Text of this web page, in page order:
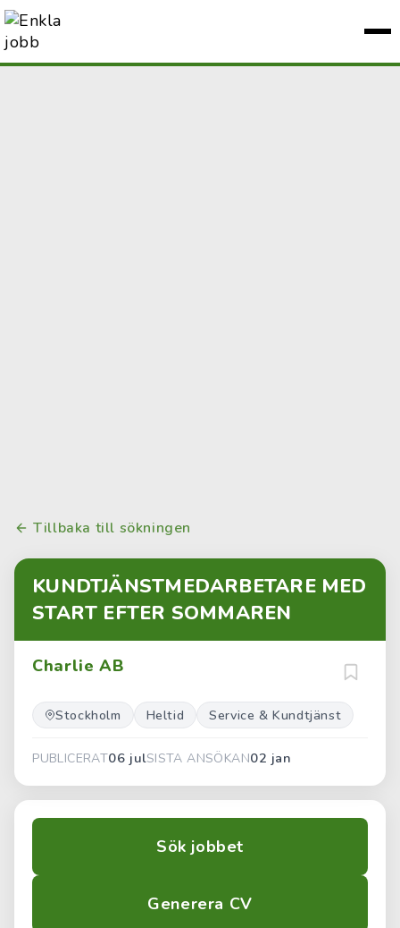
Tillbaka till sökningen
KUNDTJÄNSTMEDARBETARE MED
START EFTER SOMMAREN
Charlie AB
Stockholm Heltid Service & Kundtjänst
PUBLICERAT06 julSISTA ANSÖKAN02 jan
Sök jobbet
Generera CV